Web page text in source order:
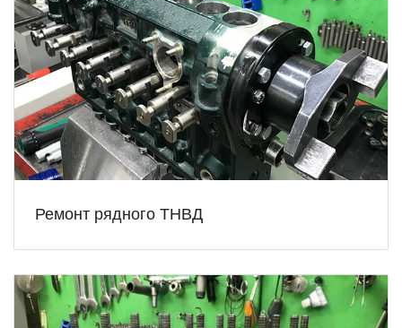
Ремонт рядного ТНВД